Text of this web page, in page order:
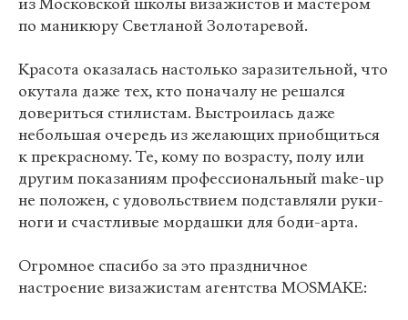
по маникюру Светланой Золотаревой.
Красота оказалась настолько заразительной, что
окутала даже тех, кто поначалу не решался
довериться стилистам. Выстроилась даже
небольшая очередь из желающих приобщиться
к прекрасному. Те, кому по возрасту, полу или
другим показаниям профессиональный make-up
не положен, с удовольствием подставляли руки-
ноги и счастливые мордашки для боди-арта.
Огромное спасибо за это праздничное
настроение визажистам агентства MOSMAKE: